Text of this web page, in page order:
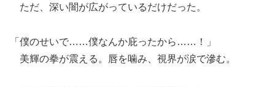
ただ、深い闇が広がっているだけだった。
「僕のせいで……僕なんか庇ったから……！」
美輝の拳が震える。唇を噛み、視界が涙で滲む。